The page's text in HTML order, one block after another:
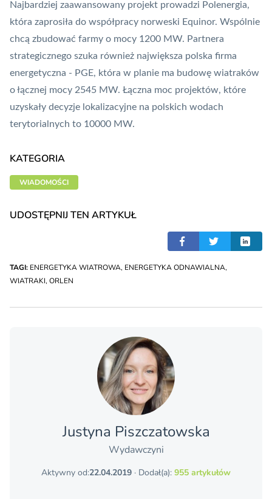
Najbardziej zaawansowany projekt prowadzi Polenergia,
która zaprosiła do współpracy norweski Equinor. Wspólnie
chcą zbudować farmy o mocy 1200 MW. Partnera
strategicznego szuka również największa polska firma
energetyczna - PGE, która w planie ma budowę wiatraków
o łącznej mocy 2545 MW. Łączna moc projektów, które
uzyskały decyzje lokalizacyjne na polskich wodach
terytorialnych to 10000 MW.
KATEGORIA
WIADOMOŚCI
UDOSTĘPNIJ TEN ARTYKUŁ
TAGI: ENERGETYKA WIATROWA, ENERGETYKA ODNAWIALNA,
WIATRAKI, ORLEN
Justyna Piszczatowska
Wydawczyni
Aktywny od:22.04.2019 · Dodał(a): 955 artykułów